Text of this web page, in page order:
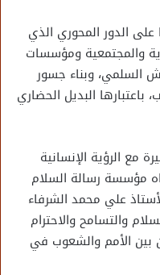
الدور المحوري الذي
والمجتمعية ومؤسسات
السلمي، وبناء جسور
باعتبارها البديل الحضاري
مع الرؤية الإنسانية
مؤسسة رسالة السلام
علي محمد الشرفاء
والتسامح والاحترام
بين الأمم والشعوب في